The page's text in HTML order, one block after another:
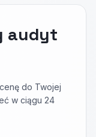
audyt
do Twojej
w ciągu 24